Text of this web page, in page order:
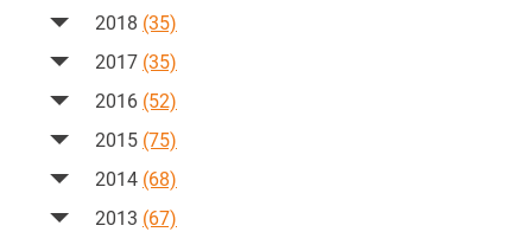
2018 (35)
2017 (35)
2016 (52)
2015 (75)
2014 (68)
2013 (67)